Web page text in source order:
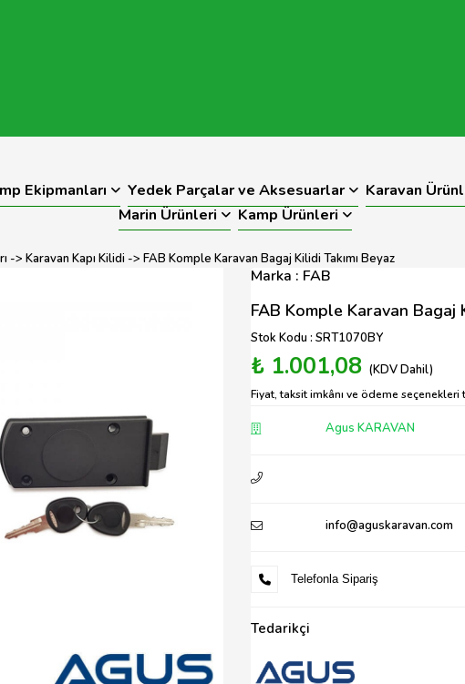
Ekipmanları Yedek Parçalar ve Aksesuarlar Karavan
Marin Ürünleri
Kamp Ürünleri
-> Karavan Kapı Kilidi -> FAB Komple Karavan Bagaj Kilidi Takımı Beyaz
Marka : FAB
FAB Komple Karavan Bagaj
Stok Kodu : SRT1070BY
₺ 1.001,08 (KDV Dahil)
Fiyat, taksit imkânı ve ödeme
Agus KARAVAN
info@aguskaravan.com
Telefonla Sipariş
Tedarikçi